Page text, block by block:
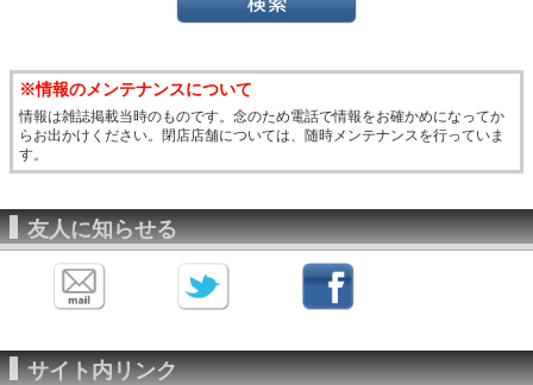
※情報のメンテナンスについて
情報は雑誌掲載当時のものです。念のため電話で情報をお確かめになってか
らお出かけください。閉店店舗については、随時メンテナンスを行っていま
す。
友人に知らせる
サイト内リンク